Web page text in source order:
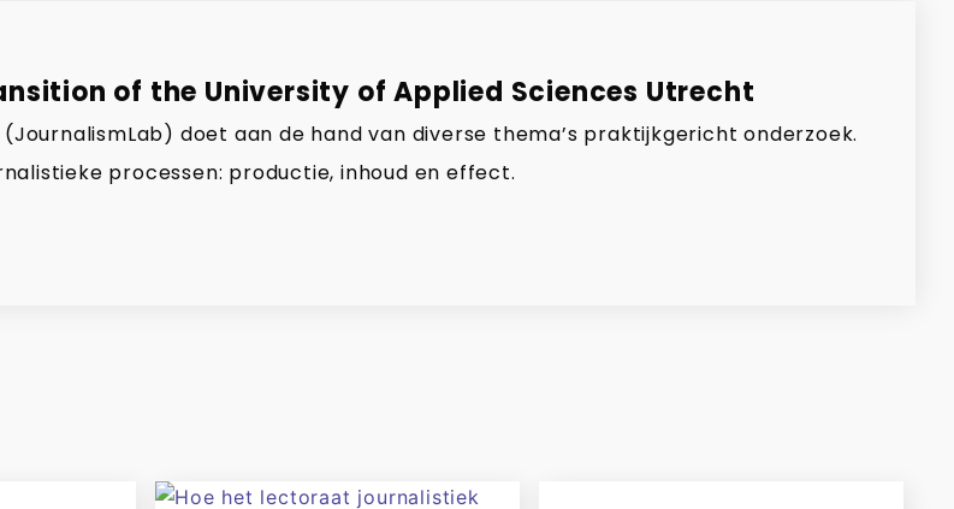
of the University of Applied Sciences Utrecht
doet aan de hand van diverse thema’s praktijkgericht onderzoek.
processen: productie, inhoud en effect.